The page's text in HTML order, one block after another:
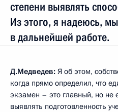
степени выявлять
Из этого, я надеюсь,
в дальнейшей работе.
Д.Медведев: Я об этом,
когда прямо определил, что
экзамен – это главный, но не
выявлять подготовленность